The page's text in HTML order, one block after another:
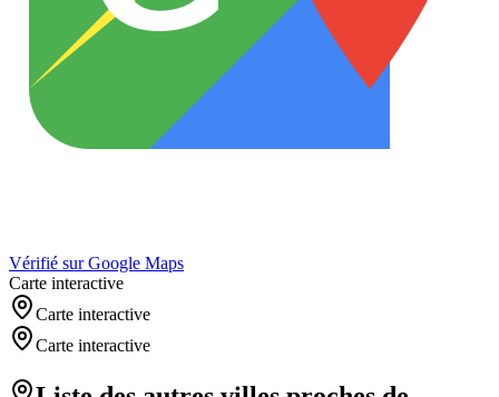
Vérifié sur Google Maps
Carte interactive
Carte interactive
Carte interactive